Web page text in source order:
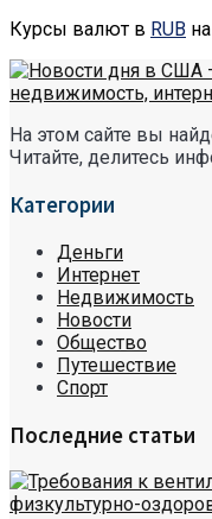
Курсы валют в RUB
На этом сайте вы
Читайте, делитесь
Категории
Деньги
Интернет
Недвижимость
Новости
Общество
Путешествие
Спорт
Последние статьи